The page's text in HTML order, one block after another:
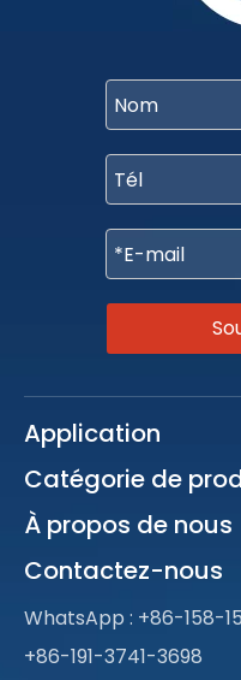
Application
Catégorie de
À propos de nous
Contactez-nous
WhatsApp : +86-158-
+86-191-3741-3698